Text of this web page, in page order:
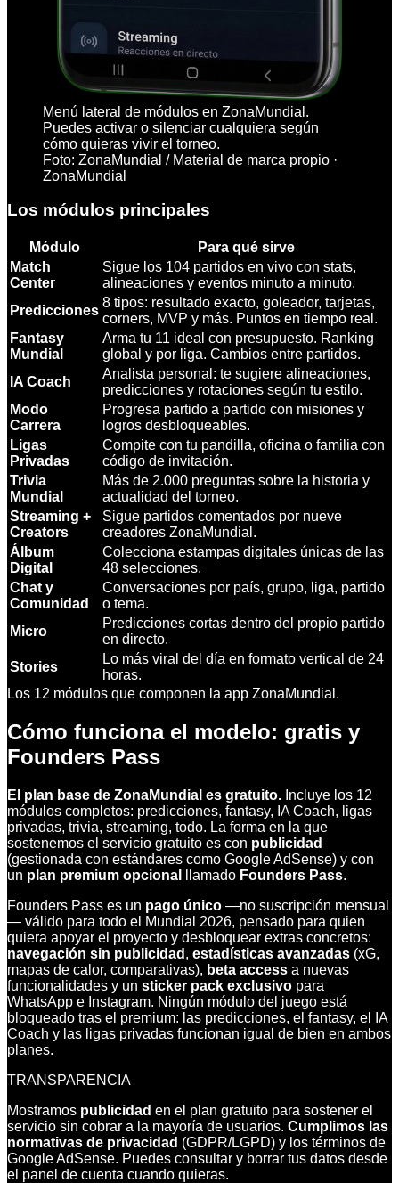
Menú lateral de módulos en ZonaMundial.
Puedes activar o silenciar cualquiera según
cómo quieras vivir el torneo.
Foto: ZonaMundial / Material de marca propio ·
ZonaMundial
Los módulos principales
Módulo
Para qué sirve
Match
Center
Sigue los 104 partidos en vivo con stats,
alineaciones y eventos minuto a minuto.
Predicciones
8 tipos: resultado exacto, goleador, tarjetas,
corners, MVP y más. Puntos en tiempo real.
Fantasy
Mundial
Arma tu 11 ideal con presupuesto. Ranking
global y por liga. Cambios entre partidos.
IA Coach
Analista personal: te sugiere alineaciones,
predicciones y rotaciones según tu estilo.
Modo
Carrera
Progresa partido a partido con misiones y
logros desbloqueables.
Ligas
Privadas
Compite con tu pandilla, oficina o familia con
código de invitación.
Trivia
Mundial
Más de 2.000 preguntas sobre la historia y
actualidad del torneo.
Streaming +
Creators
Sigue partidos comentados por nueve
creadores ZonaMundial.
Álbum
Digital
Colecciona estampas digitales únicas de las
48 selecciones.
Chat y
Comunidad
Conversaciones por país, grupo, liga, partido
o tema.
Micro
Predicciones cortas dentro del propio partido
en directo.
Stories
Lo más viral del día en formato vertical de 24
horas.
Los 12 módulos que componen la app ZonaMundial.
Cómo funciona el modelo: gratis y
Founders Pass
El plan base de ZonaMundial es gratuito. Incluye los 12
módulos completos: predicciones, fantasy, IA Coach, ligas
privadas, trivia, streaming, todo. La forma en la que
sostenemos el servicio gratuito es con publicidad
(gestionada con estándares como Google AdSense) y con
un plan premium opcional llamado Founders Pass.
Founders Pass es un pago único —no suscripción mensual
— válido para todo el Mundial 2026, pensado para quien
quiera apoyar el proyecto y desbloquear extras concretos:
navegación sin publicidad , estadísticas avanzadas (xG,
mapas de calor, comparativas), beta access a nuevas
funcionalidades y un sticker pack exclusivo para
WhatsApp e Instagram. Ningún módulo del juego está
bloqueado tras el premium: las predicciones, el fantasy, el IA
Coach y las ligas privadas funcionan igual de bien en ambos
planes.
TRANSPARENCIA
Mostramos publicidad en el plan gratuito para sostener el
servicio sin cobrar a la mayoría de usuarios. Cumplimos las
normativas de privacidad (GDPR/LGPD) y los términos de
Google AdSense. Puedes consultar y borrar tus datos desde
el panel de cuenta cuando quieras.